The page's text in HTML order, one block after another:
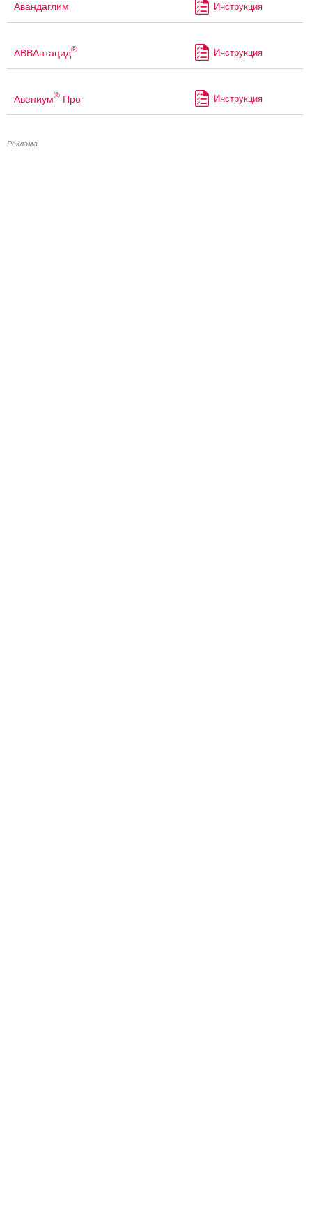
Авандаглим Инструкция
АВВАнтацид® Инструкция
Авениум® Про Инструкция
Реклама